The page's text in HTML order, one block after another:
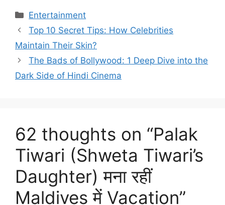
Categories
Entertainment
Top 10 Secret Tips: How Celebrities
Maintain Their Skin?
The Bads of Bollywood: 1 Deep Dive into the
Dark Side of Hindi Cinema
62 thoughts on “Palak
Tiwari (Shweta Tiwari’s
Daughter) मना रहीं
Maldives में Vacation”